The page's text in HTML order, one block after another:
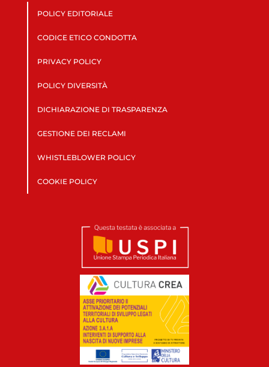
POLICY EDITORIALE
CODICE ETICO CONDOTTA
PRIVACY POLICY
POLICY DIVERSITÀ
DICHIARAZIONE DI TRASPARENZA
GESTIONE DEI RECLAMI
WHISTLEBLOWER POLICY
COOKIE POLICY